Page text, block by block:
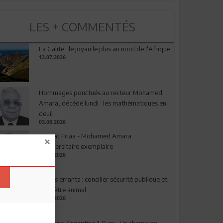
LES + COMMENTÉS
La Galite : le joyau le plus au nord de l'Afrique
12.07.2026
Hommages ponctués au recteur Mohamed
Amara, décédé lundi : les mathématiques en
deuil
03.08.2026
Ahmed Friaa - Mohamed Amara:
l’Universitaire exemplaire
04.08.2026
Chiens errants : concilier sécurité publique et
bien-être animal
17.07.2026